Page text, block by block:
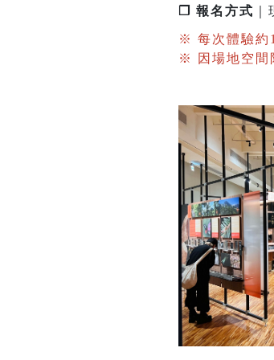
❐ 報名方式
※ 每次體驗約
※ 因場地空間